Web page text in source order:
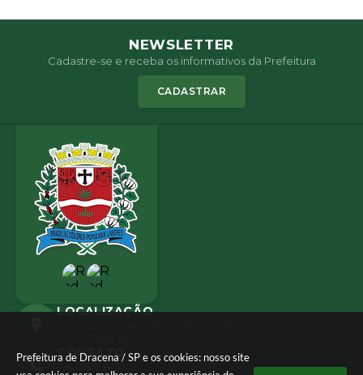
Prefeitura de Dracena / SP e os cookies: nosso site
NEWSLETTER
Cadastre-se e receba os informativos da Prefeitura
CADASTRAR
LOCALIZAÇÃO
CONTATO